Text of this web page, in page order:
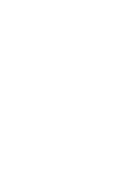
причёску, которая
натягивая её до
и бусину таким
волосы внутри